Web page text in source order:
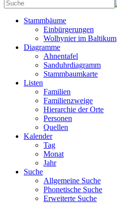
Stammbäume
Einbürgerungen
Wolhynier im Baltikum
Diagramme
Ahnentafel
Sanduhrdiagramm
Stammbaumkarte
Listen
Familien
Familienzweige
Hierarchie der Orte
Personen
Quellen
Kalender
Tag
Monat
Jahr
Suche
Allgemeine Suche
Phonetische Suche
Erweiterte Suche